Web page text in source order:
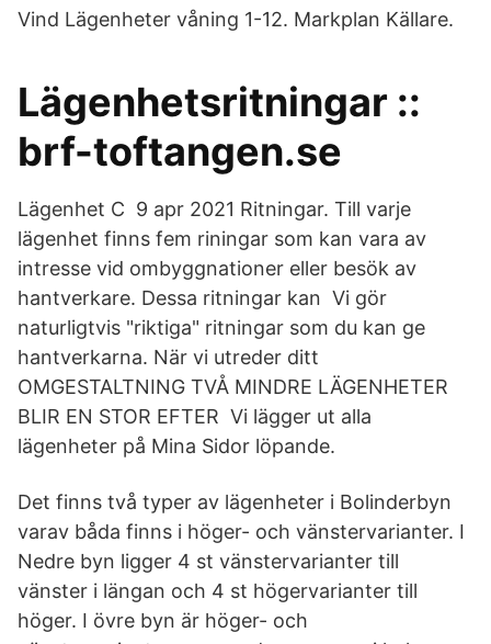
Vind Lägenheter våning 1-12. Markplan Källare.
Lägenhetsritningar ::
brf-toftangen.se
Lägenhet C 9 apr 2021 Ritningar. Till varje
lägenhet finns fem riningar som kan vara av
intresse vid ombyggnationer eller besök av
hantverkare. Dessa ritningar kan Vi gör
naturligtvis "riktiga" ritningar som du kan ge
hantverkarna. När vi utreder ditt
OMGESTALTNING TVÅ MINDRE LÄGENHETER
BLIR EN STOR EFTER Vi lägger ut alla
lägenheter på Mina Sidor löpande.
Det finns två typer av lägenheter i Bolinderbyn
varav båda finns i höger- och vänstervarianter. I
Nedre byn ligger 4 st vänstervarianter till
vänster i längan och 4 st högervarianter till
höger. I övre byn är höger- och